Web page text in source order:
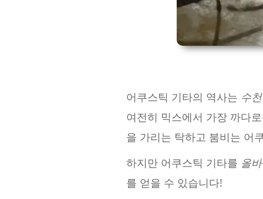
어쿠스틱 기타의 역사는 수천
여전히 믹스에서 가장 까다
을 가리는 탁하고 붐비는 어
하지만 어쿠스틱 기타를 올
를 얻을 수 있습니다!